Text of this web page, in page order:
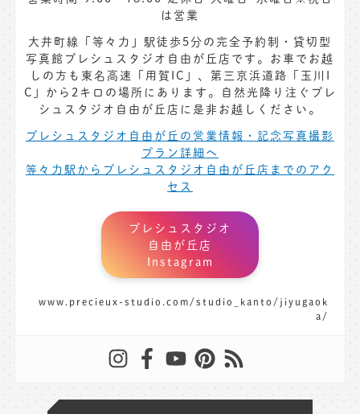
は営業
大井町線「等々力」駅徒歩5分の完全予約制・貸切型
写真館プレシュスタジオ自由が丘店です。お車でお越
しの方も東名高速「用賀IC」、第三京浜道路「玉川I
C」から2キロの場所にあります。自然光降り注ぐプレ
シュスタジオ自由が丘店に是非お越しください。
プレシュスタジオ自由が丘の営業情報・記念写真撮影
プラン詳細へ
等々力駅からプレシュスタジオ自由が丘店までのアク
セス
プレシュスタジオ
自由が丘店
Instagram
www.precieux-studio.com/studio_kanto/jiyugaok
a/